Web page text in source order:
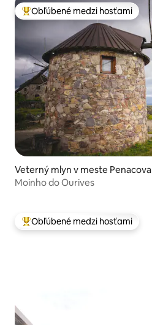
Najobľúbenejšie medzi hosťami
Obľúbené medzi hosťami
Veterný mlyn v meste Penacova
Moinho do Ourives
Najobľúbenejšie medzi hosťami
Obľúbené medzi hosťami